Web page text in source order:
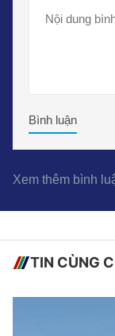
Bình luận
Xem thêm bình
TIN CÙNG